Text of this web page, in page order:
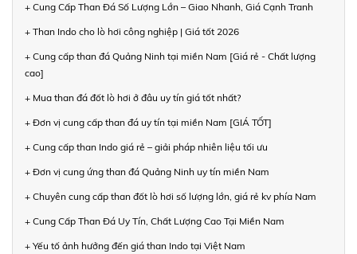
+ Cung Cấp Than Đá Số Lượng Lớn – Giao Nhanh, Giá Cạnh Tranh
+ Than Indo cho lò hơi công nghiệp | Giá tốt 2026
+ Cung cấp than đá Quảng Ninh tại miền Nam [Giá rẻ - Chất lượng
cao]
+ Mua than đá đốt lò hơi ở đâu uy tín giá tốt nhất?
+ Đơn vị cung cấp than đá uy tín tại miền Nam [GIÁ TỐT]
+ Cung cấp than Indo giá rẻ – giải pháp nhiên liệu tối ưu
+ Đơn vị cung ứng than đá Quảng Ninh uy tín miền Nam
+ Chuyên cung cấp than đốt lò hơi số lượng lớn, giá rẻ kv phía Nam
+ Cung Cấp Than Đá Uy Tín, Chất Lượng Cao Tại Miền Nam
+ Yếu tố ảnh hưởng đến giá than Indo tại Việt Nam